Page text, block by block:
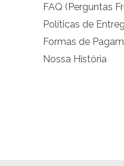
FAQ (Perguntas
Políticas de
Formas de
Nossa História